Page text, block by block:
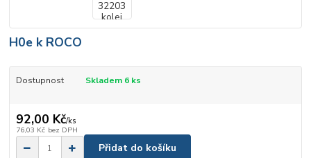
H0e k ROCO
Dostupnost Skladem 6 ks
92,00 Kč/ks
76,03 Kč bez DPH
Přidat do košíku